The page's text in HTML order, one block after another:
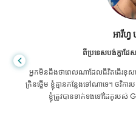
អារីហ្
ពីប្រទេសបង់ក្លាដែ
អ្នក​មិន​ដឹង​ថា​ពេល​ណា​ដែល​ជីវិត​ដើរ​ខុស​
ក្រិន​ថ្លើម ខ្ញុំ​គ្មាន​កន្លែង​ទៅ​ណា​ទេ។ ថវិកា
ខ្ញុំត្រូវបានទាក់ទងទៅដៃគូរបស់